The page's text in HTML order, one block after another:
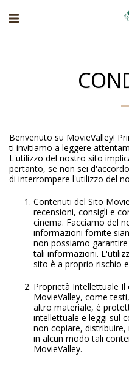
Benvenuto su MovieValley!
ti invitiamo a leggere
L'utilizzo del nostro sito
pertanto, se non sei
di interrompere l'utilizzo del
Contenuti del Sito
recensioni, consigli e
cinema. Facciamo del
informazioni fornite
non possiamo
tali informazioni.
sito è a proprio rischio
Proprietà Intellettuale
MovieValley, come
altro materiale, è
intellettuale e leggi sul
non copiare,
in alcun modo tali
MovieValley.